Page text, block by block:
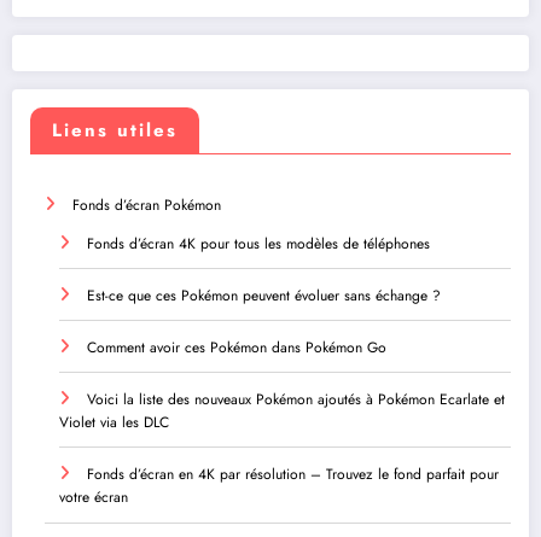
Liens utiles
Fonds d’écran Pokémon
Fonds d’écran 4K pour tous les modèles de téléphones
Est-ce que ces Pokémon peuvent évoluer sans échange ?
Comment avoir ces Pokémon dans Pokémon Go
Voici la liste des nouveaux Pokémon ajoutés à Pokémon Ecarlate et
Violet via les DLC
Fonds d’écran en 4K par résolution – Trouvez le fond parfait pour
votre écran